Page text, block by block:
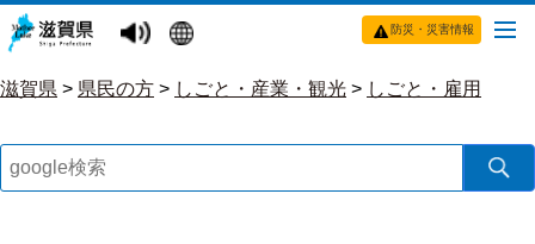
防災・災害情報
滋賀県 > 県民の方 > しごと・産業・観光 > しごと・雇用